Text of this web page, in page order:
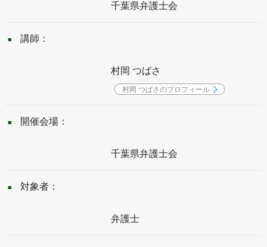
千葉県弁護士会
講師：
村岡 つばさ
村岡 つばさのプロフィール
開催会場：
千葉県弁護士会
対象者：
弁護士